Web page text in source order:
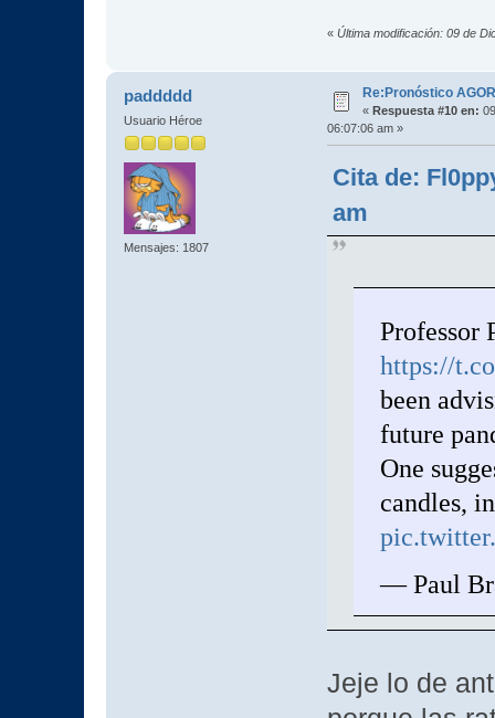
« Última modificación: 09 de
paddddd
Usuario Héroe
Mensajes: 1807
Re:Pronóstico
« Respuesta #10 en:
06:07:06 am »
Cita de:
am
Professor
https://
been
future
One
candles,
— Paul
Jeje lo de